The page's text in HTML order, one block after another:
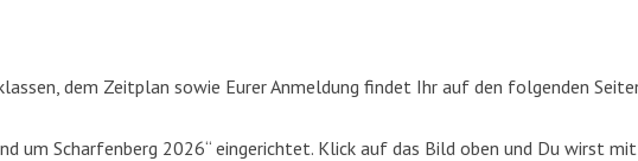
dem Zeitplan sowie Eurer Anmeldung findet Ihr auf den folgenden
um Scharfenberg 2026“ eingerichtet. Klick auf das Bild oben und Du wirst